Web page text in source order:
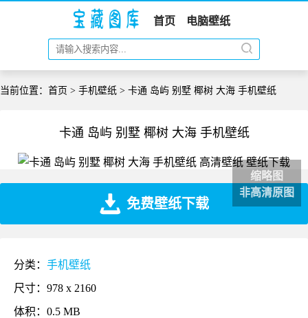
首页 电脑壁纸
当前位置： 首页 > 手机壁纸 > 卡通 岛屿 别墅 椰树 大海 手机壁纸
卡通 岛屿 别墅 椰树 大海 手机壁纸
缩略图
非高清原图
免费壁纸下载
分类： 手机壁纸
尺寸：978 x 2160
体积：0.5 MB